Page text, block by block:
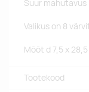
Suur mahutavus
Valikus on 8
Mõõt d 7,5 x
Tootekood